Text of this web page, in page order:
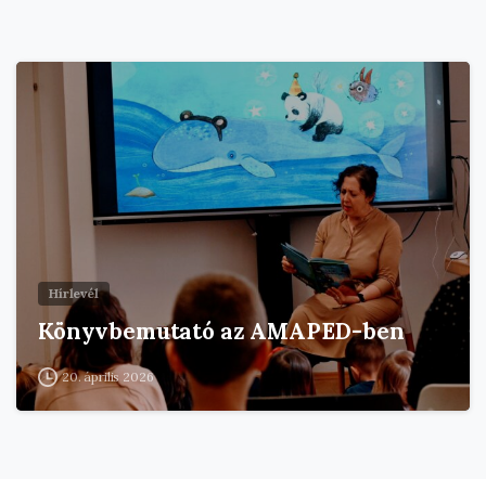
Hírlevél
Könyvbemutató az AMAPED-ben
20. április 2026